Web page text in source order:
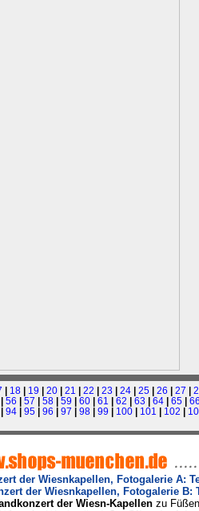
| 18 | 19 | 20 | 21 | 22 | 23 | 24 | 25 | 26 | 27 |
| 56 | 57 | 58 | 59 | 60 | 61 | 62 | 63 | 64 | 65 | 66
| 94 | 95 | 96 | 97 | 98 | 99 | 100 | 101 | 102 |
der Wiesnkapellen, Fotogalerie A:
der Wiesnkapellen, Fotogalerie B:
der Wiesn-Kapellenzu